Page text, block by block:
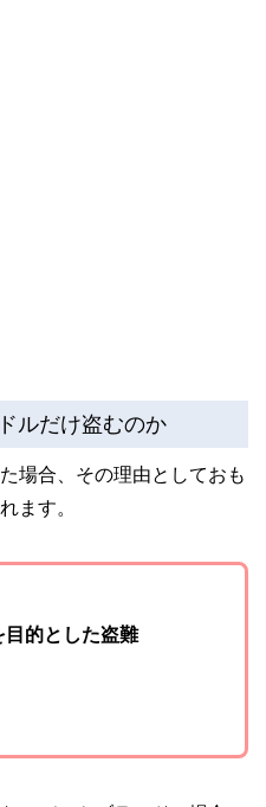
ルだけ盗むのか
場合、その理由としておも
ます。
的とした盗難